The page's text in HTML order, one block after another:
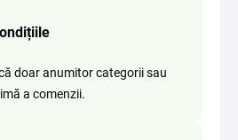
doar anumitor categorii sau
a comenzii.